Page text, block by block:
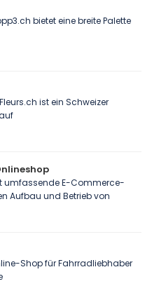
bietet eine breite Palette
ist ein Schweizer
umfassende E-Commerce-
Aufbau und Betrieb von
Shop für Fahrradliebhaber